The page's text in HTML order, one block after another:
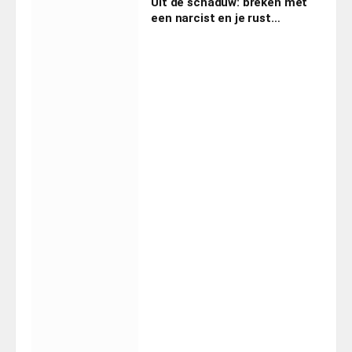
een narcist en je rust